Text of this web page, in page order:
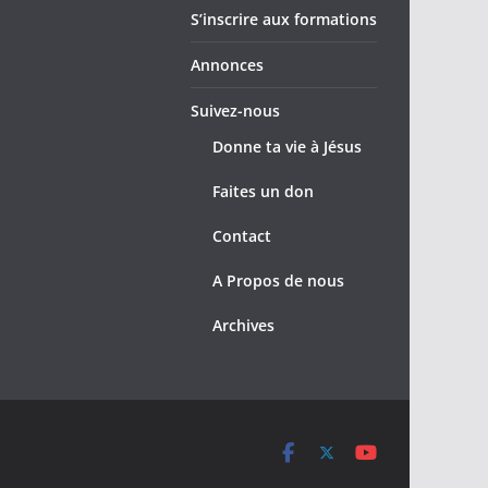
S’inscrire aux formations
Annonces
Suivez-nous
Donne ta vie à Jésus
Faites un don
Contact
A Propos de nous
Archives